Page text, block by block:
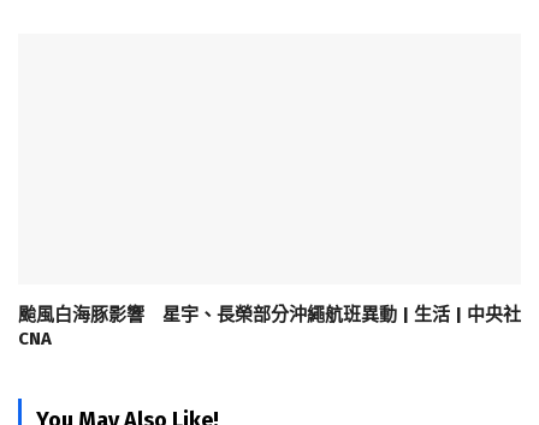
颱風白海豚影響 星宇、長榮部分沖繩航班異動 | 生活 | 中央社
CNA